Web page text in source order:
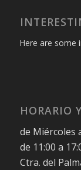
Here are some
HORARIO
de Miércoles
de 11:00 a
Ctra. del